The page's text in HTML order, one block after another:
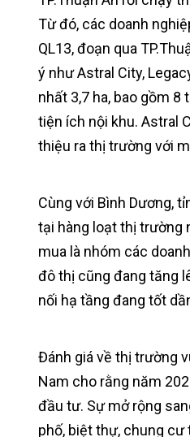
Từ đó, các doanh
QL13, đoạn qua
ý như Astral City,
nhất 3,7 ha, bao gồm 8
tiện ích nội khu. Astral
thiệu ra thị trường với
Cùng với Bình Dương,
tại hàng loạt thị trường
mua là nhóm các
đô thị cũng đang tăng
nối hạ tầng đang tốt
Đánh giá về thị trường
Nam cho rằng năm
đầu tư. Sự mở rộng
phố, biệt thự, chung